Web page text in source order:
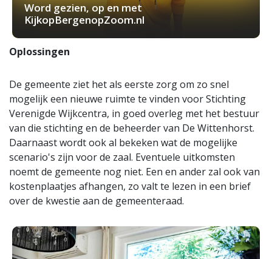
Word gezien, op en met
KijkopBergenopZoom.nl
Oplossingen
De gemeente ziet het als eerste zorg om zo snel
mogelijk een nieuwe ruimte te vinden voor Stichting
Verenigde Wijkcentra, in goed overleg met het bestuur
van die stichting en de beheerder van De Wittenhorst.
Daarnaast wordt ook al bekeken wat de mogelijke
scenario's zijn voor de zaal. Eventuele uitkomsten
noemt de gemeente nog niet. Een en ander zal ook van
kostenplaatjes afhangen, zo valt te lezen in een brief
over de kwestie aan de gemeenteraad.